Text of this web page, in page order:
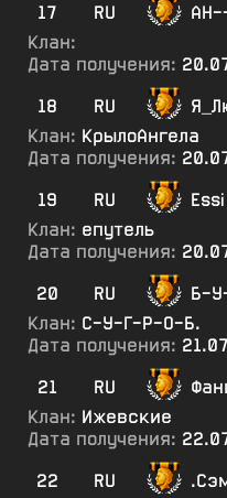
17
RU
Клан:
Дата получения:
18
RU
Клан: КрылоАнгела
Дата получения:
19
RU
Essi
Клан: епутель
Дата получения:
20
RU
Б-
Клан: С-У-Г-Р-О-Б.
Дата получения:
21
RU
Клан: Ижевские
Дата получения:
22
RU